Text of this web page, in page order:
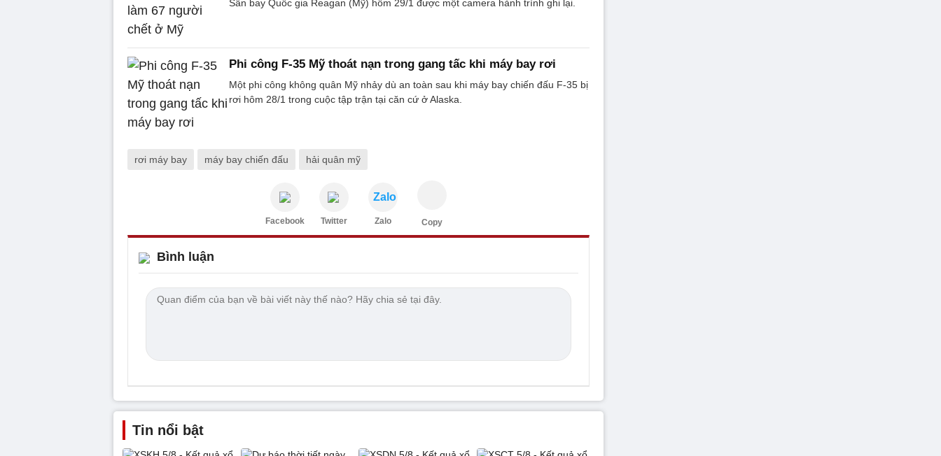
Sân bay Quốc gia Reagan (Mỹ) hôm 29/1 được một camera hành trình ghi lại.
Phi công F-35 Mỹ thoát nạn trong gang tấc khi máy bay rơi
Một phi công không quân Mỹ nhảy dù an toàn sau khi máy bay chiến đấu F-35 bị
rơi hôm 28/1 trong cuộc tập trận tại căn cứ ở Alaska.
rơi máy bay máy bay chiến đấu hải quân mỹ
Facebook Twitter
Zalo
Zalo Copy
Bình luận
Tin nổi bật